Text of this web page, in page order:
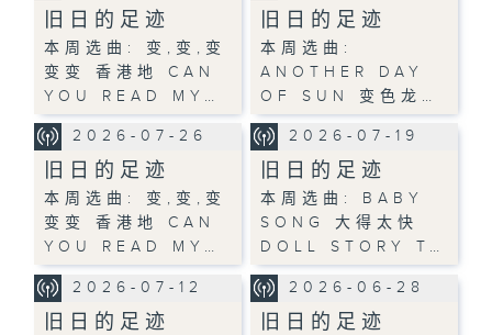
旧日的足迹
本周选曲: 变,变,变
变变 香港地 CAN
YOU READ MY…
旧日的足迹
本周选曲:
ANOTHER DAY
OF SUN 变色龙…
2026-07-26
旧日的足迹
本周选曲: 变,变,变
变变 香港地 CAN
YOU READ MY…
2026-07-19
旧日的足迹
本周选曲: BABY
SONG 大得太快
DOLL STORY T…
2026-07-12
旧日的足迹
2026-06-28
旧日的足迹